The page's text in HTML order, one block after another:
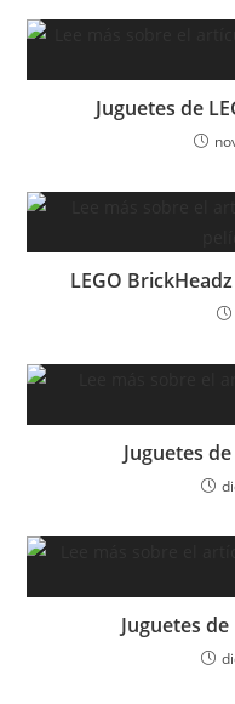
Juguetes de
LEGO
Juguetes
Juguetes